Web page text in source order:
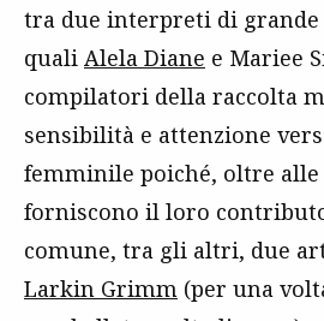
tra due interpreti di grande
quali Alela Diane e Mariee
compilatori della raccolta
sensibilità e attenzione
femminile poiché, oltre alle
forniscono il loro
comune, tra gli altri, due
Larkin Grimm (per una